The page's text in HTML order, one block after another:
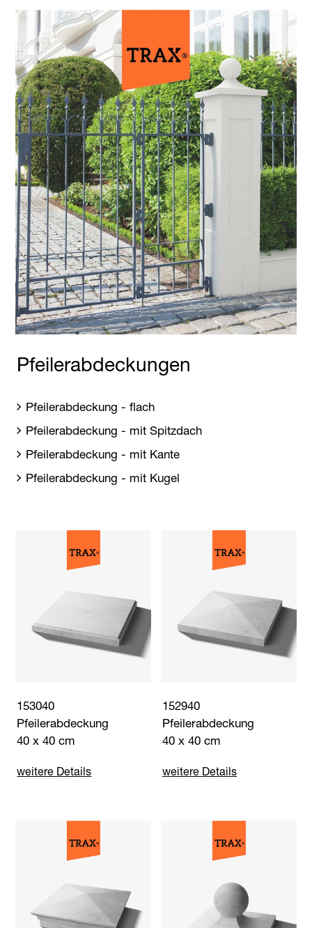
Pfeilerabdeckungen
Pfeilerabdeckung - flach
Pfeilerabdeckung - mit Spitzdach
Pfeilerabdeckung - mit Kante
Pfeilerabdeckung - mit Kugel
153040
Pfeilerabdeckung
40 x 40 cm
weitere Details
152940
Pfeilerabdeckung
40 x 40 cm
weitere Details